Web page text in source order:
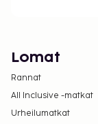
Lomat
Rannat
All Inclusive -matkat
Urheilumatkat